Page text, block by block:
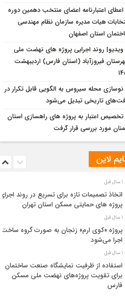
اعطای اعتبارنامه اعضای منتخب دهمین دوره
هیات مدیره سازمان نظام مهندسی
استان اصفهان
ویدیو| روند اجرایی پروژه های نهضت ملی
فیروزآباد (استان فارس) اردیبهشت
نوسازی محله سیروس به الگویی قابل تکرار در
تاریخی تبدیل می‌شود
تخصیص اعتبار به پروژه های راهسازی استان
مورد بررسی قرار گرفت
لاین
1 سال قبل
اتخاذ تصمیمات تازه برای تسریع در روند اجرای
پروژه های حمایتی مسکن استان تهران
1 سال قبل
پروژه «کوی ارم» زنجان به صورت گروه ساخت
اجرا می‌شود
1 سال قبل
استفاده از ظرفیت نمایشگاه صنعت ساختمان
برای تقویت پروژه‌های نهضت ملی مسکن
فارس